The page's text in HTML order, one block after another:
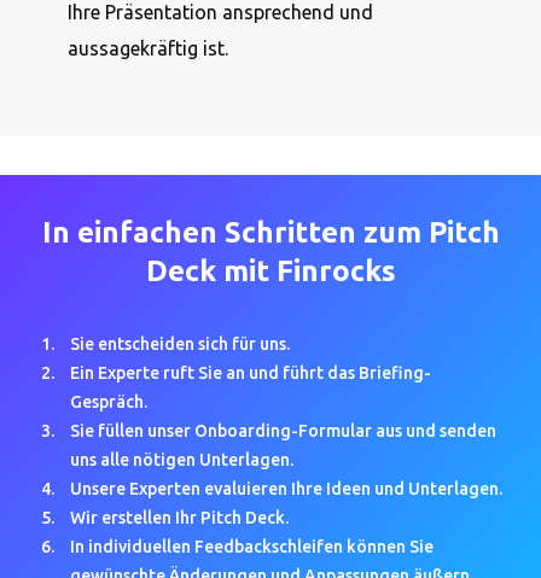
Ihre Präsentation ansprechend und
aussagekräftig ist.
In einfachen Schritten zum Pitch
Deck mit Finrocks
Sie entscheiden sich für uns.
Ein Experte ruft Sie an und führt das Briefing-
Gespräch.
Sie füllen unser Onboarding-Formular aus und senden
uns alle nötigen Unterlagen.
Unsere Experten evaluieren Ihre Ideen und Unterlagen.
Wir erstellen Ihr Pitch Deck.
In individuellen Feedbackschleifen können Sie